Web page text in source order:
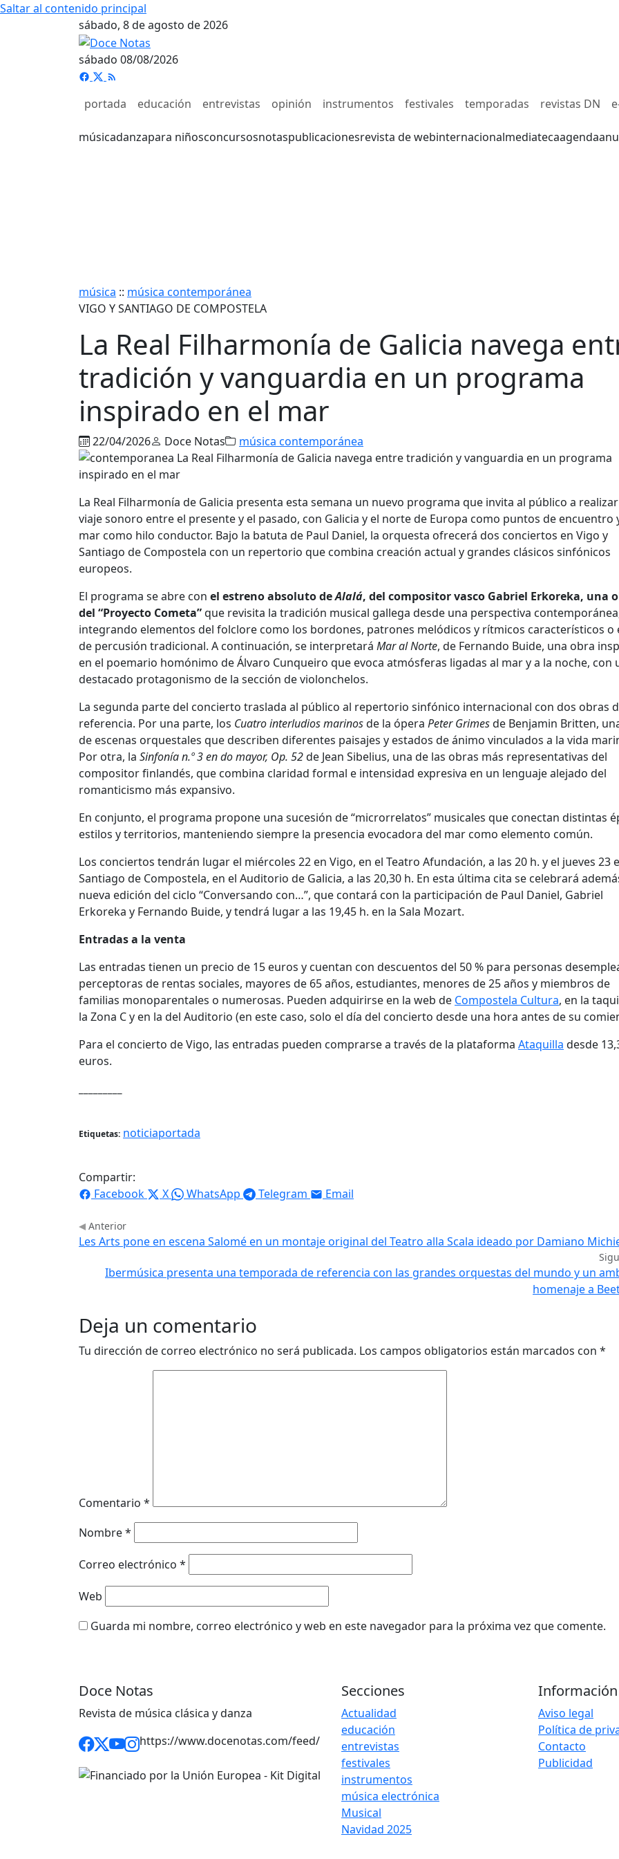
Saltar al contenido principal
sábado, 8 de agosto de 2026
sábado 08/08/2026
portada educación entrevistas opinión instrumentos festivales temporadas revistas DN
músicadanzapara niñosconcursosnotaspublicacionesrevista de webinternacionalmediatecaagenda
música :: música contemporánea
VIGO Y SANTIAGO DE COMPOSTELA
La Real Filharmonía de Galicia navega
tradición y vanguardia en un programa
inspirado en el mar
22/04/2026 Doce Notas música contemporánea
La Real Filharmonía de Galicia presenta esta semana un nuevo programa que invita al público a
viaje sonoro entre el presente y el pasado, con Galicia y el norte de Europa como puntos de encuentro
mar como hilo conductor. Bajo la batuta de Paul Daniel, la orquesta ofrecerá dos conciertos en Vigo y
Santiago de Compostela con un repertorio que combina creación actual y grandes clásicos sinfónicos
europeos.
El programa se abre con el estreno absoluto deAlalá, del compositor vasco Gabriel Erkoreka, una
del “Proyecto Cometa”que revisita la tradición musical gallega desde una perspectiva
integrando elementos del folclore como los bordones, patrones melódicos y rítmicos característicos o
de percusión tradicional. A continuación, se interpretará Mar al Norte, de Fernando Buide, una obra
en el poemario homónimo de Álvaro Cunqueiro que evoca atmósferas ligadas al mar y a la noche, con
destacado protagonismo de la sección de violonchelos.
La segunda parte del concierto traslada al público al repertorio sinfónico internacional con dos obras
referencia. Por una parte, los Cuatro interludios marinosde la ópera Peter Grimesde Benjamin Britten,
de escenas orquestales que describen diferentes paisajes y estados de ánimo vinculados a la vida
Por otra, la Sinfonía n.º 3 en do mayor, Op. 52de Jean Sibelius, una de las obras más representativas del
compositor finlandés, que combina claridad formal e intensidad expresiva en un lenguaje alejado del
romanticismo más expansivo.
En conjunto, el programa propone una sucesión de “microrrelatos” musicales que conectan distintas
estilos y territorios, manteniendo siempre la presencia evocadora del mar como elemento común.
Los conciertos tendrán lugar el miércoles 22 en Vigo, en el Teatro Afundación, a las 20 h. y el jueves 23
Santiago de Compostela, en el Auditorio de Galicia, a las 20,30 h. En esta última cita se celebrará
nueva edición del ciclo “Conversando con…”, que contará con la participación de Paul Daniel, Gabriel
Erkoreka y Fernando Buide, y tendrá lugar a las 19,45 h. en la Sala Mozart.
Entradas a la venta
Las entradas tienen un precio de 15 euros y cuentan con descuentos del 50 % para personas
perceptoras de rentas sociales, mayores de 65 años, estudiantes, menores de 25 años y miembros de
familias monoparentales o numerosas. Pueden adquirirse en la web de Compostela Cultura, en la
la Zona C y en la del Auditorio (en este caso, solo el día del concierto desde una hora antes de su
Para el concierto de Vigo, las entradas pueden comprarse a través de la plataforma Ataquilla desde
euros.
Etiquetas: noticiaportada
Compartir:
Facebook
X WhatsApp Telegram Email
Anterior
Les Arts pone en escena Salomé en un montaje original del Teatro alla Scala ideado por Damiano
Ibermúsica presenta una temporada de referencia con las grandes orquestas del mundo y un
homenaje a
Deja un comentario
Tu dirección de correo electrónico no será publicada. Los campos obligatorios están marcados con *
Comentario *
Nombre*
Correo electrónico *
Web
Guarda mi nombre, correo electrónico y web en este navegador para la próxima vez que comente.
Doce Notas
Revista de música clásica y danza
https://www.docenotas.com/feed/
Secciones
Actualidad
educación
entrevistas
festivales
instrumentos
música electrónica
Musical
Navidad 2025
Información
Aviso legal
Política de
Contacto
Publicidad